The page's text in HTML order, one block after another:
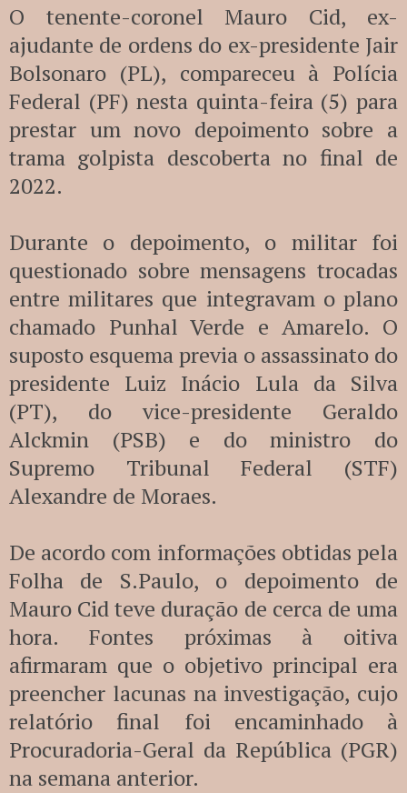
O tenente-coronel Mauro Cid, ex-
ajudante de ordens do ex-presidente Jair
Bolsonaro (PL), compareceu à Polícia
Federal (PF) nesta quinta-feira (5) para
prestar um novo depoimento sobre a
trama golpista descoberta no final de
2022.
Durante o depoimento, o militar foi
questionado sobre mensagens trocadas
entre militares que integravam o plano
chamado Punhal Verde e Amarelo. O
suposto esquema previa o assassinato do
presidente Luiz Inácio Lula da Silva
(PT), do vice-presidente Geraldo
Alckmin (PSB) e do ministro do
Supremo Tribunal Federal (STF)
Alexandre de Moraes.
De acordo com informações obtidas pela
Folha de S.Paulo, o depoimento de
Mauro Cid teve duração de cerca de uma
hora. Fontes próximas à oitiva
afirmaram que o objetivo principal era
preencher lacunas na investigação, cujo
relatório final foi encaminhado à
Procuradoria-Geral da República (PGR)
na semana anterior.